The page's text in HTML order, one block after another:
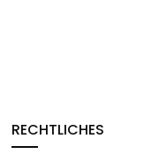
RECHTLICHES